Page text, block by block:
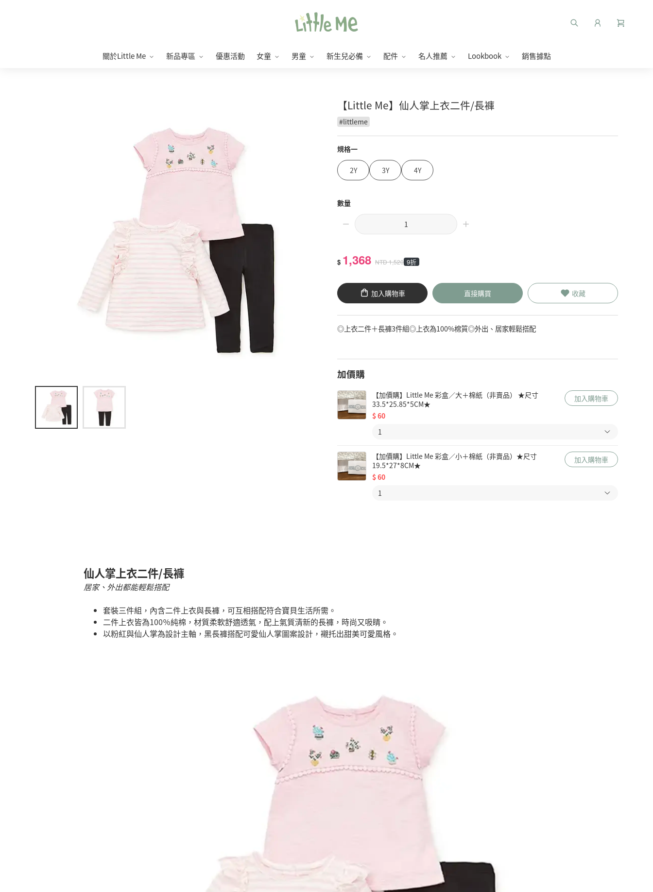
關於Little Me 新品專區 優惠活動 女童 男童 新生兒必備 配件 名人推薦 Lookbook 銷售據點
【Little Me】仙人掌上衣二件/長褲
#littleme
規格一
2Y 3Y 4Y
數量
$ 1,368 NTD1,520 9折
加入購物車 直接購買 收藏
◎上衣二件＋長褲3件組◎上衣為100%棉質◎外出、居家輕鬆搭配
加價購
【加價購】Little Me 彩盒／大＋棉紙（非賣品） ★尺寸
33.5*25.85*5CM★
$60
加入購物車
【加價購】Little Me 彩盒／小＋棉紙（非賣品）★尺寸
19.5*27*8CM★
$60
加入購物車
仙人掌上衣二件/長褲
居家、外出都能輕鬆搭配
套裝三件組，內含二件上衣與長褲，可互相搭配符合寶貝生活所需。
二件上衣皆為100％純棉，材質柔軟舒適透氣，配上氣質清新的長褲，時尚又吸睛。
以粉紅與仙人掌為設計主軸，黑長褲搭配可愛仙人掌圖案設計，襯托出甜美可愛風格。